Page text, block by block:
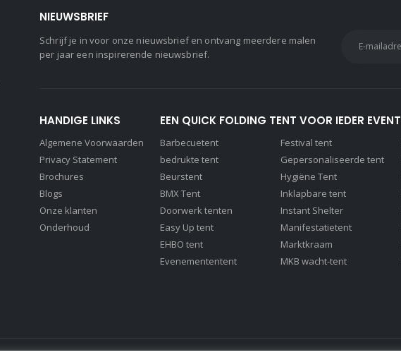
NIEUWSBRIEF
Schrijf je in voor onze nieuwsbrief en ontvang meerdere malen
per jaar een inspirerende nieuwsbrief.
HANDIGE LINKS
Algemene Voorwaarden
Privacy Statement
Brochures
Blogs
Onze klanten
Onderhoud
EEN QUICK FOLDING TENT VOOR IEDER EVENT
Barbecuetent
bedrukte tent
Beurstent
BMX Tent
Doorwerk tenten
Easy Up tent
EHBO tent
Evenemententent
Festival tent
Gepersonaliseerde tent
Hygiëne Tent
Inklapbare tent
Instant Shelter
Manifestatietent
Marktkraam
MKB wacht-tent